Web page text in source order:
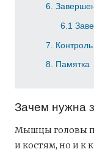
6
6.1
7
8
Памятка
Зачем нужна
Мышцы головы
и костям, но и к